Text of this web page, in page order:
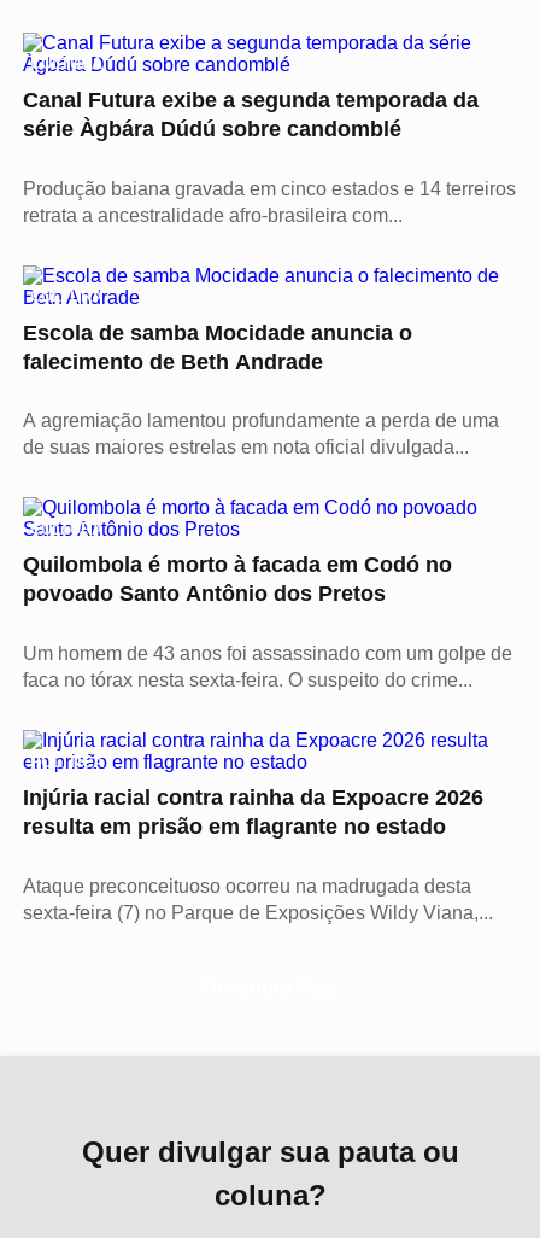
CULTURA
Canal Futura exibe a segunda temporada da
série Àgbára Dúdú sobre candomblé
Produção baiana gravada em cinco estados e 14 terreiros
retrata a ancestralidade afro-brasileira com...
CULTURA
Escola de samba Mocidade anuncia o
falecimento de Beth Andrade
A agremiação lamentou profundamente a perda de uma
de suas maiores estrelas em nota oficial divulgada...
CULTURA
Quilombola é morto à facada em Codó no
povoado Santo Antônio dos Pretos
Um homem de 43 anos foi assassinado com um golpe de
faca no tórax nesta sexta-feira. O suspeito do crime...
POLÍTICA
Injúria racial contra rainha da Expoacre 2026
resulta em prisão em flagrante no estado
Ataque preconceituoso ocorreu na madrugada desta
sexta-feira (7) no Parque de Exposições Wildy Viana,...
Quer divulgar sua pauta ou
coluna?